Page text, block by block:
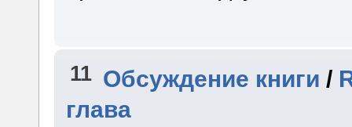
11 Обсуждение книги /
глава